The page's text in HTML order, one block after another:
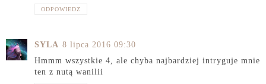
ODPOWIEDZ
SYLA 8 lipca 2016 09:30
Hmmm wszystkie 4, ale chyba najbardziej intryguje mnie
ten z nutą wanilii